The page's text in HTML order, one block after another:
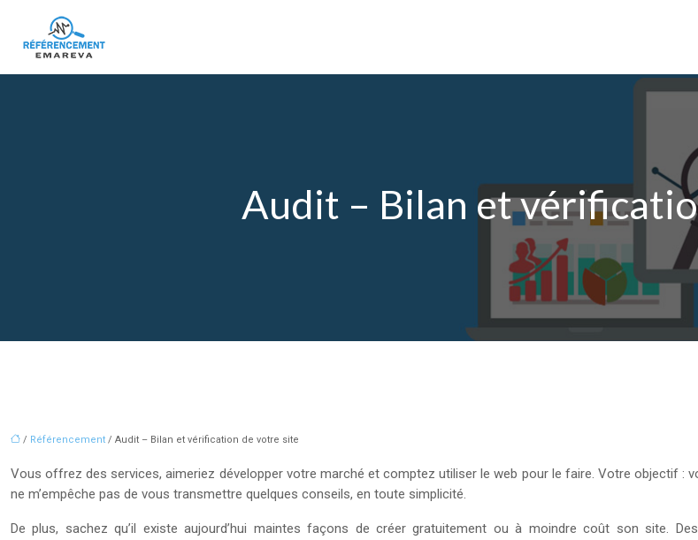
Audit – Bilan et
/ Référencement / Audit – Bilan et vérification de votre site
Vous offrez des services, aimeriez développer votre marché et comptez utiliser le web pour le faire. Votre objectif :
ne m’empêche pas de vous transmettre quelques conseils, en toute simplicité.
De plus, sachez qu’il existe aujourd’hui maintes façons de créer gratuitement ou à moindre coût son site.